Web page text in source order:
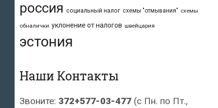
россия социальный налог схемы "отмывания" схемы
обналички уклонение от налогов швейцария
эстония
Наши Контакты
Звоните: 372+577-03-477 (с Пн. по Пт.,